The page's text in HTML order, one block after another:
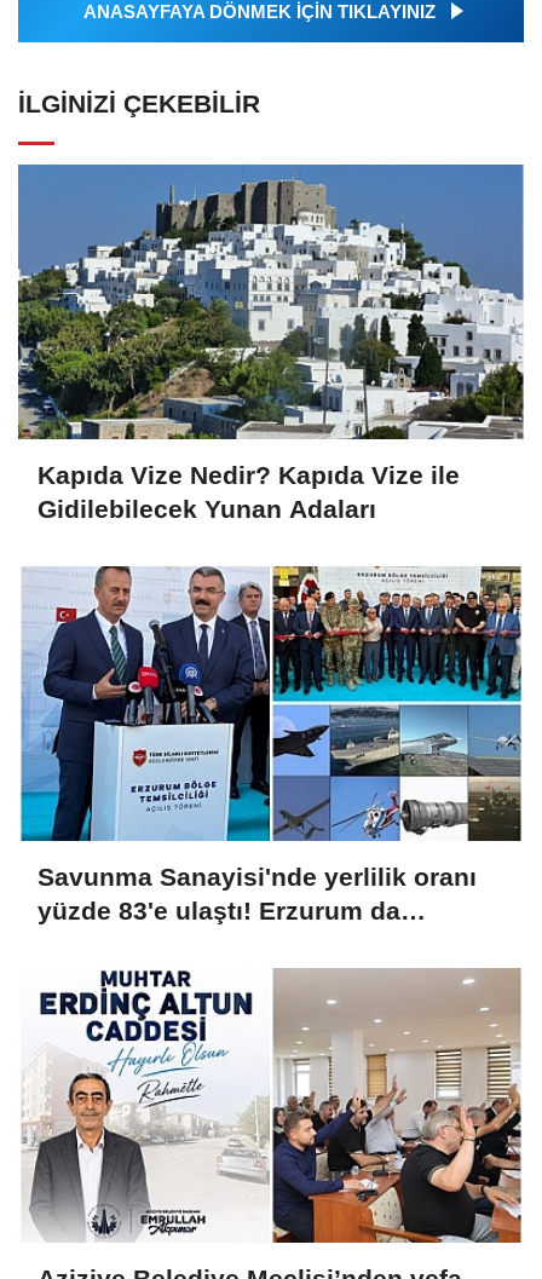
ANASAYFAYA DÖNMEK İÇİN TIKLAYINIZ
İLGINIZI ÇEKEBILIR
Kapıda Vize Nedir? Kapıda Vize ile
Gidilebilecek Yunan Adaları
Savunma Sanayisi'nde yerlilik oranı
yüzde 83'e ulaştı! Erzurum da